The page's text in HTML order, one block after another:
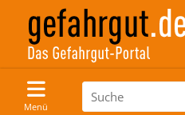
Menü